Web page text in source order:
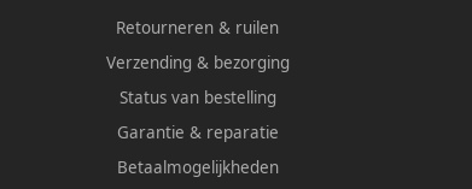
Retourneren & ruilen
Verzending & bezorging
Status van bestelling
Garantie & reparatie
Betaalmogelijkheden